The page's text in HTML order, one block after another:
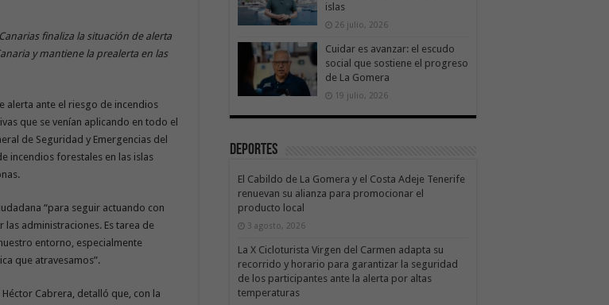
finaliza la situación de alerta
y mantiene la prealerta en las
alerta ante el riesgo de incendios
que se venían aplicando en todo el
de Seguridad y Emergencias del
incendios forestales en las islas
“para seguir actuando con
administraciones. Es tarea de
entorno, especialmente
que atravesamos”.
Cabrera, detalló que, con la
islas
26 julio, 2026
Cuidar es avanzar: el escudo
social que sostiene el progreso
de La Gomera
19 julio, 2026
Deportes
El Cabildo de La Gomera y el Costa Adeje Tenerife
renuevan su alianza para promocionar el
producto local
3 agosto, 2026
La X Cicloturista Virgen del Carmen adapta su
recorrido y horario para garantizar la seguridad
de los participantes ante la alerta por altas
temperaturas